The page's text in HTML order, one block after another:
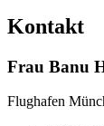
Kontakt
Frau Banu
Flughafen